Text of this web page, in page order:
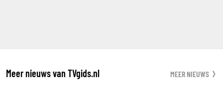
Meer nieuws van TVgids.nl MEER NIEUWS